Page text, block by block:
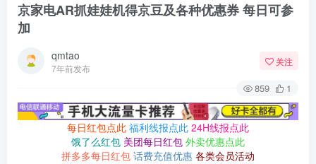
京家电AR抓娃娃机得京豆及各种优惠券 每日可参
加
qmtao
7年前发布
关注
859 1
每日红包点此 福利线报点此 24H线报点此
饿了么红包 美团每日红包 外卖优惠点此
拼多多每日红包 话费充值优惠 各类会员活动